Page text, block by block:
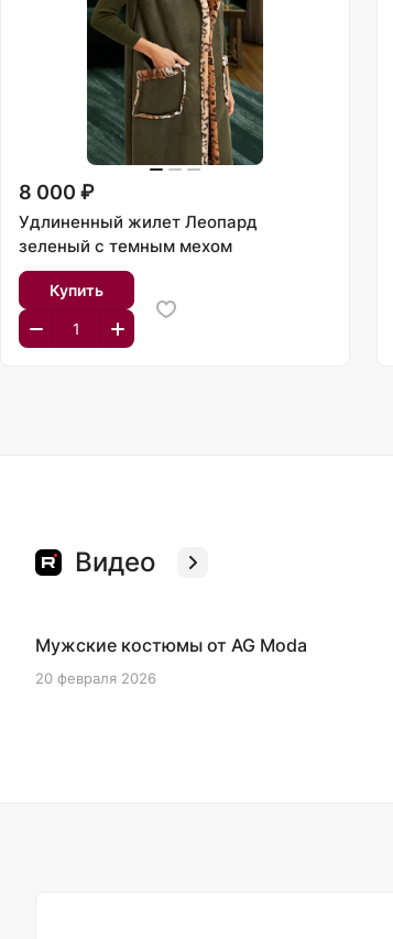
8 000 ₽
Удлиненный жилет Леопард
зеленый с темным мехом
Купить
Видео
Мужские костюмы от AG Moda
20 февраля 2026